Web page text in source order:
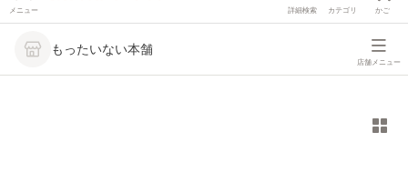
メニュー 詳細検索 カテゴリ かご
もったいない本舗
店舗メニュー